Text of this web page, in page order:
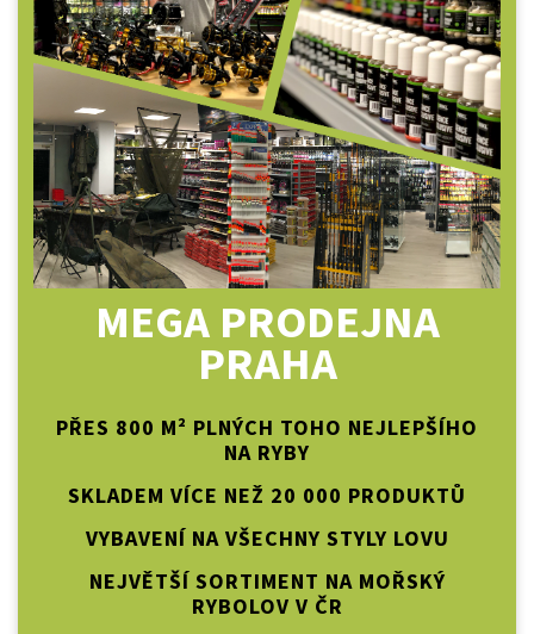
MEGA PRODEJNA
PRAHA
PŘES 800 M² PLNÝCH TOHO NEJLEPŠÍHO
NA RYBY
SKLADEM VÍCE NEŽ 20 000 PRODUKTŮ
VYBAVENÍ NA VŠECHNY STYLY LOVU
NEJVĚTŠÍ SORTIMENT NA MOŘSKÝ
RYBOLOV V ČR